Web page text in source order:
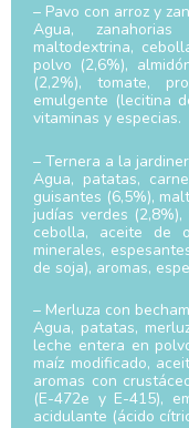
– Pavo con arroz y
Agua,
maltodextrina,
polvo (2,6%),
(2,2%), tomate,
emulgente (lecitina
vitaminas y especias.
– Ternera a la
Agua, patatas,
guisantes (6,5%),
judías verdes
cebolla, aceite de
minerales,
de soja), aromas,
– Merluza con
Agua, patatas,
leche entera en
maíz modificado,
aromas con
(E-472e y E-415),
acidulante (ácido